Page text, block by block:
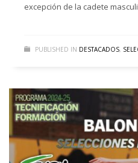
excepción de la cadete
PUBLISHED IN DESTACADOS,